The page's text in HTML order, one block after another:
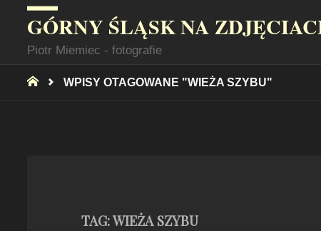
GÓRNY ŚLĄSK NA
Piotr Miemiec - fotografie
STRONA
WPISY OTAGOWANE "WIEŻA SZYBU"
TAG:WIEŻA SZYBU